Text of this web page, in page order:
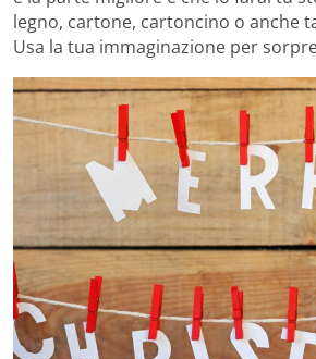
legno, cartone, cartoncino o anche
Usa la tua immaginazione per